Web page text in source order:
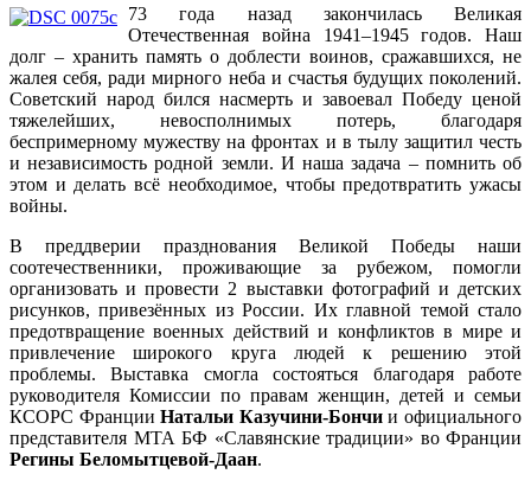
73 года назад закончилась Великая
Отечественная война 1941–1945 годов. Наш
долг – хранить память о доблести воинов, сражавшихся, не
жалея себя, ради мирного неба и счастья будущих поколений.
Советский народ бился насмерть и завоевал Победу ценой
тяжелейших, невосполнимых потерь, благодаря
беспримерному мужеству на фронтах и в тылу защитил честь
и независимость родной земли. И наша задача – помнить об
этом и делать всё необходимое, чтобы предотвратить ужасы
войны.
В преддверии празднования Великой Победы наши
соотечественники, проживающие за рубежом, помогли
организовать и провести 2 выставки фотографий и детских
рисунков, привезённых из России. Их главной темой стало
предотвращение военных действий и конфликтов в мире и
привлечение широкого круга людей к решению этой
проблемы. Выставка смогла состояться благодаря работе
руководителя Комиссии по правам женщин, детей и семьи
КСОРС ФранцииНатальи Казучини-Бончии официального
представителя МТА БФ «Славянские традиции» во Франции
Регины Беломытцевой-Даан.